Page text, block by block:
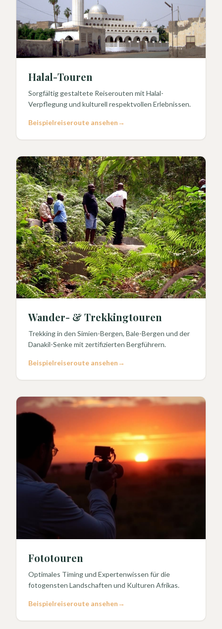
Halal-Touren
Sorgfältig gestaltete Reiserouten mit Halal-
Verpflegung und kulturell respektvollen Erlebnissen.
Beispielreiseroute ansehen →
Wander- & Trekkingtouren
Trekking in den Simien-Bergen, Bale-Bergen und der
Danakil-Senke mit zertifizierten Bergführern.
Beispielreiseroute ansehen →
Fototouren
Optimales Timing und Expertenwissen für die
fotogensten Landschaften und Kulturen Afrikas.
Beispielreiseroute ansehen →